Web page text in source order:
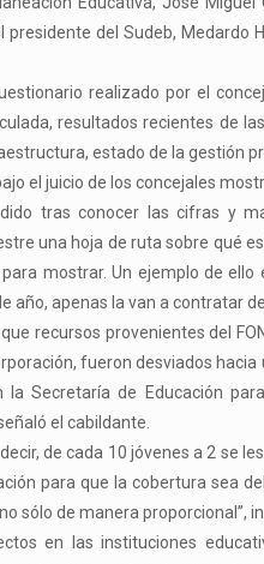
del Sudeb, Medardo
realizado por el
resultados recientes de
estado de la gestión
el juicio de los concejales
tras conocer las cifras y
una hoja de ruta sobre qué
mostrar. Un ejemplo de
año, apenas la van a contratar
recursos provenientes del
fueron desviados
Secretaría de Educación
el cabildante.
de cada 10 jóvenes a 2 se
para que la cobertura sea
sólo de manera proporcional”,
en las instituciones